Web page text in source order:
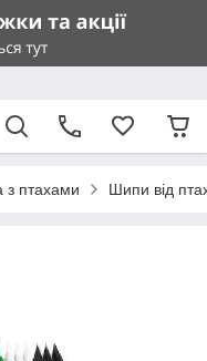
з птахами Шипи від